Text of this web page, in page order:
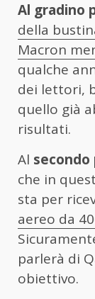
Al gradino
della
Macron
qualche
dei lettori,
quello già
risultati.
Al
che in
sta per
aereo da
parlerà di
obiettivo.